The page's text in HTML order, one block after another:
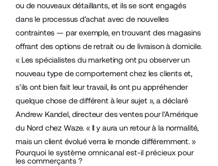
ou de nouveaux détaillants, et ils se sont engagés
dans le processus d'achat avec de nouvelles
contraintes — par exemple, en trouvant des magasins
offrant des options de retrait ou de livraison à domicile.
« Les spécialistes du marketing ont pu observer un
nouveau type de comportement chez les clients et,
s'ils ont bien fait leur travail, ils ont pu appréhender
quelque chose de différent à leur sujet », a déclaré
Andrew Kandel, directeur des ventes pour l'Amérique
du Nord chez Waze. « Il y aura un retour à la normalité,
mais un client évolué verra le monde différemment. »
Pourquoi le système omnicanal est-il précieux pour
les commerçants ?